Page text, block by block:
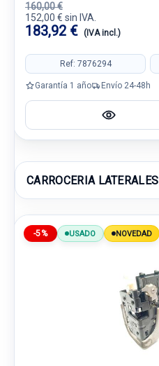
160,00 €
152,00 € sin IVA.
183,92 € (IVA incl.)
Ref: 7876294
Garantía 1 año Envío 24-48h
CARROCERIA LATERALES
-5% USADO NOVEDAD